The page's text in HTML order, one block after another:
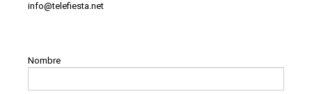
info@telefiesta.net
Nombre